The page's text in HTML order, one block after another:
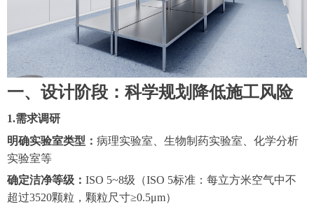
一、设计阶段：科学规划降低施工风险
1.需求调研
明确实验室类型： 病理实验室、生物制药实验室、化学分析
实验室等
确定洁净等级： ISO 5~8级（ISO 5标准：每立方米空气中不
超过3520颗粒，颗粒尺寸≥0.5μm）